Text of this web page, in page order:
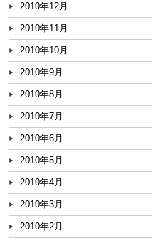
2010年12月
2010年11月
2010年10月
2010年9月
2010年8月
2010年7月
2010年6月
2010年5月
2010年4月
2010年3月
2010年2月